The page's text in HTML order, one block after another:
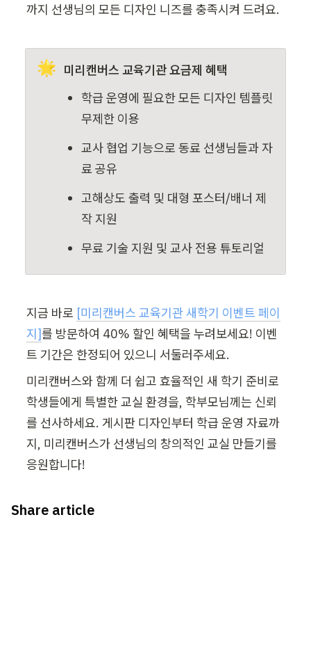
까지 선생님의 모든 디자인 니즈를 충족시켜 드려요.
🌟 미리캔버스 교육기관 요금제 혜택
학급 운영에 필요한 모든 디자인 템플릿
무제한 이용
교사 협업 기능으로 동료 선생님들과 자
료 공유
고해상도 출력 및 대형 포스터/배너 제
작 지원
무료 기술 지원 및 교사 전용 튜토리얼
지금 바로 [미리캔버스 교육기관 새학기 이벤트 페이
지]를 방문하여 40% 할인 혜택을 누려보세요! 이벤
트 기간은 한정되어 있으니 서둘러주세요.
미리캔버스와 함께 더 쉽고 효율적인 새 학기 준비로
학생들에게 특별한 교실 환경을, 학부모님께는 신뢰
를 선사하세요. 게시판 디자인부터 학급 운영 자료까
지, 미리캔버스가 선생님의 창의적인 교실 만들기를
응원합니다!
Share article